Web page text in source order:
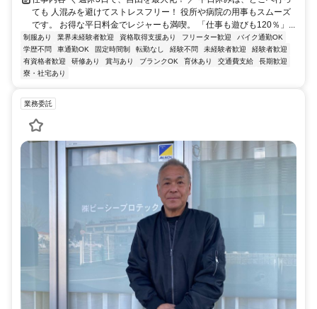
ても 人混みを避けてストレスフリー！ 役所や病院の用事もスムーズ
です。 お得な平日料金でレジャーも満喫。 「仕事も遊びも120％」...
制服あり 業界未経験者歓迎 資格取得支援あり フリーター歓迎
バイク通勤OK
学歴不問
車通勤OK 固定時間制 転勤なし 経験不問 未経験者歓迎
経験者歓迎
有資格者歓迎
研修あり 賞与あり ブランクOK 育休あり 交通費支給
長期歓迎
寮・社宅あり
業務委託